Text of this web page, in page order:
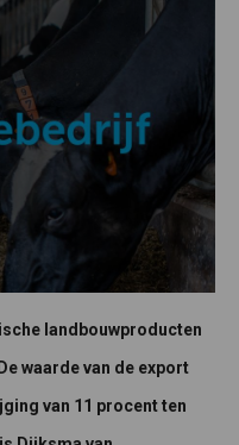
landbouwproducten
waarde van de export
van 11 procent ten